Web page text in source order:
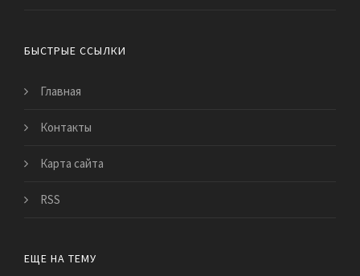
БЫСТРЫЕ ССЫЛКИ
Главная
Контакты
Карта сайта
RSS
ЕЩЕ НА ТЕМУ